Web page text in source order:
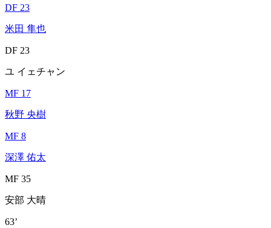
DF 23
米田 隼也
DF 23
ユ イェチャン
MF 17
秋野 央樹
MF 8
深澤 佑太
MF 35
安部 大晴
63’